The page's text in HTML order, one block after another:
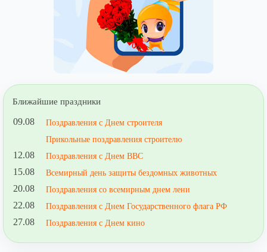
Ближайшие праздники
09.08
Поздравления с Днем строителя
Прикольные поздравления строителю
12.08 Поздравления с Днем ВВС
15.08 Всемирный день защиты бездомных животных
20.08 Поздравления со всемирным днем лени
22.08 Поздравления с Днем Государственного флага РФ
27.08 Поздравления с Днем кино